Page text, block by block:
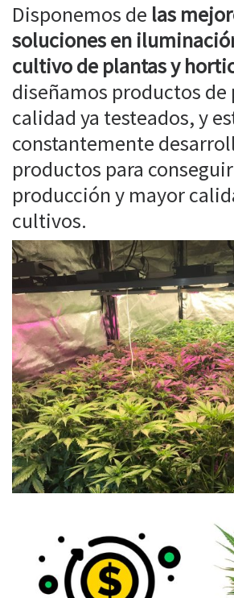
Disponemos de las
soluciones en
cultivo de plantas y
diseñamos productos de
calidad ya testeados, y
constantemente
productos para
producción y mayor
cultivos.